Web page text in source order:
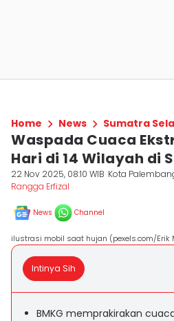
Home News Sumatra
Waspada Cuaca
Hari di 14 Wilayah di
22 Nov 2025, 08:10 WIB Kota
Rangga Erfizal
News Channel
ilustrasi mobil saat hujan (pexels.com/Erik
Intinya Sih
BMKG memprakirakan